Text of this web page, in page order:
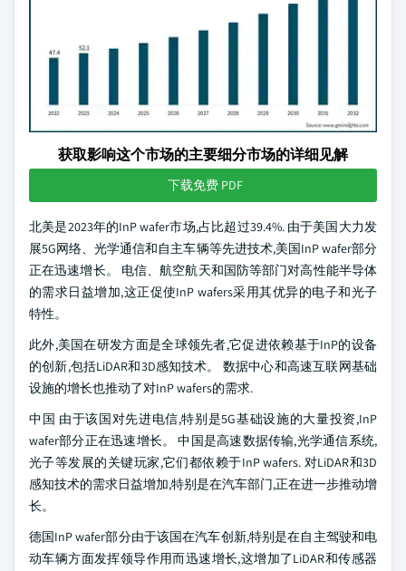
获取影响这个市场的主要细分市场的详细见解
下载免费 PDF
北美是2023年的InP wafer市场,占比超过39.4%. 由于美国大力发
展5G网络、光学通信和自主车辆等先进技术,美国InP wafer部分
正在迅速增长。 电信、航空航天和国防等部门对高性能半导体
的需求日益增加,这正促使InP wafers采用其优异的电子和光子
特性。
此外,美国在研发方面是全球领先者,它促进依赖基于InP的设备
的创新,包括LiDAR和3D感知技术。 数据中心和高速互联网基础
设施的增长也推动了对InP wafers的需求.
中国 由于该国对先进电信,特别是5G基础设施的大量投资,InP
wafer部分正在迅速增长。 中国是高速数据传输,光学通信系统,
光子等发展的关键玩家,它们都依赖于InP wafers. 对LiDAR和3D
感知技术的需求日益增加,特别是在汽车部门,正在进一步推动增
长。
德国InP wafer部分由于该国在汽车创新,特别是在自主驾驶和电
动车辆方面发挥领导作用而迅速增长,这增加了LiDAR和传感器